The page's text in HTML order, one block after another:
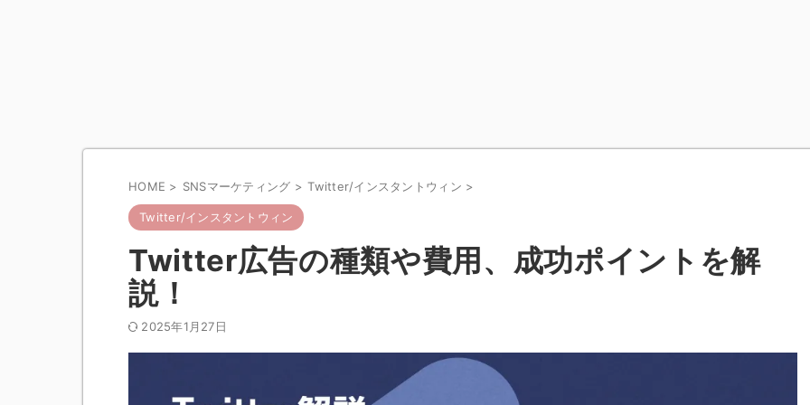
HOME > SNSマーケティング > Twitter/インスタントウィン >
Twitter/インスタントウィン
Twitter広告の種類や費用、成功ポイントを解
説！
2025年1月27日